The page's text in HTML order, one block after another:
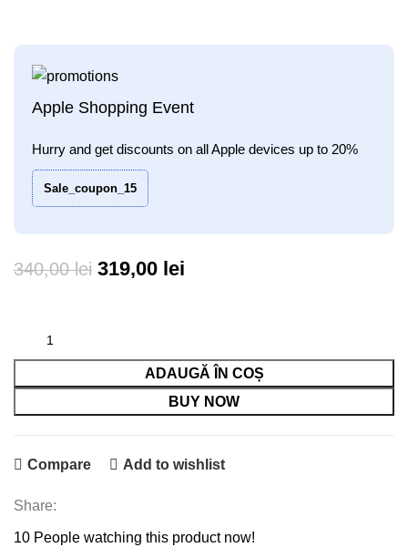
Apple Shopping Event
Hurry and get discounts on all Apple devices up to 20%
Sale_coupon_15
340,00lei Prețul
fost:
340,00 lei.
319,00 lei
319,00 lei.
ADAUGĂ ÎN COȘ
BUY NOW
Compare Add to wishlist
Share:
10 People watching this product now!